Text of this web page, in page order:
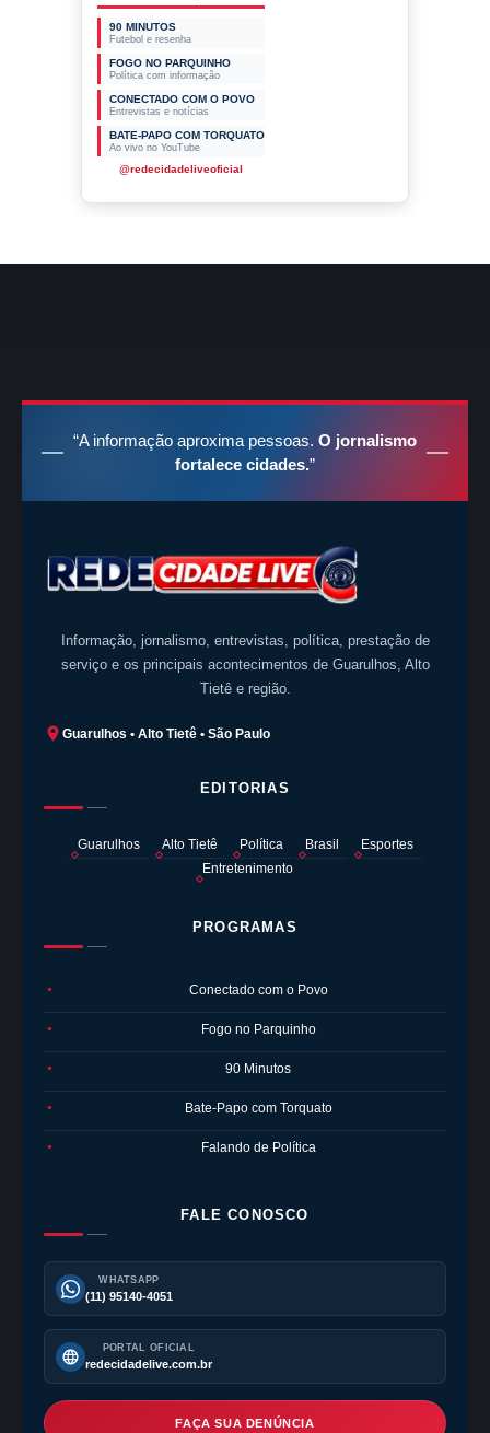
90 MINUTOS
Futebol e resenha
FOGO NO PARQUINHO
Política com informação
CONECTADO COM O POVO
Entrevistas e notícias
BATE-PAPO COM TORQUATO
Ao vivo no YouTube
@redecidadeliveoficial
“A informação aproxima pessoas. O jornalismo
fortalece cidades.”
Informação, jornalismo, entrevistas, política, prestação de
serviço e os principais acontecimentos de Guarulhos, Alto
Tietê e região.
Guarulhos • Alto Tietê • São Paulo
EDITORIAS
Guarulhos Alto Tietê Política Brasil
Esportes
Entretenimento
PROGRAMAS
● Conectado com o Povo
● Fogo no Parquinho
● 90 Minutos
● Bate-Papo com Torquato
● Falando de Política
FALE CONOSCO
WHATSAPP
(11) 95140-4051
PORTAL OFICIAL
redecidadelive.com.br
FAÇA SUA DENÚNCIA